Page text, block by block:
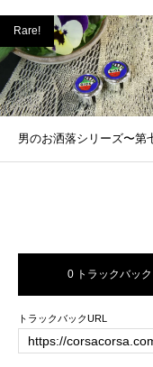
Rare!
男のお洒落シリーズ〜
0 トラックバック
トラックバックURL